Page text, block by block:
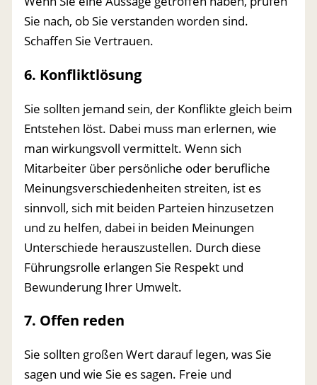
Sie nach, ob Sie verstanden worden sind.
Schaffen Sie Vertrauen.
6. Konfliktlösung
Sie sollten jemand sein, der Konflikte gleich beim
Entstehen löst. Dabei muss man erlernen, wie
man wirkungsvoll vermittelt. Wenn sich
Mitarbeiter über persönliche oder berufliche
Meinungsverschiedenheiten streiten, ist es
sinnvoll, sich mit beiden Parteien hinzusetzen
und zu helfen, dabei in beiden Meinungen
Unterschiede herauszustellen. Durch diese
Führungsrolle erlangen Sie Respekt und
Bewunderung Ihrer Umwelt.
7. Offen reden
Sie sollten großen Wert darauf legen, was Sie
sagen und wie Sie es sagen. Freie und